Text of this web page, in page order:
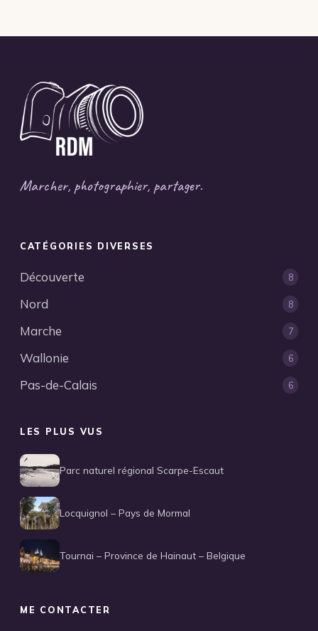
Marcher, photographier, partager.
CATÉGORIES DIVERSES
Découverte 8
Nord 8
Marche 7
Wallonie 6
Pas-de-Calais 6
LES PLUS VUS
Parc naturel régional Scarpe-Escaut
Locquignol – Pays de Mormal
Tournai – Province de Hainaut – Belgique
ME CONTACTER